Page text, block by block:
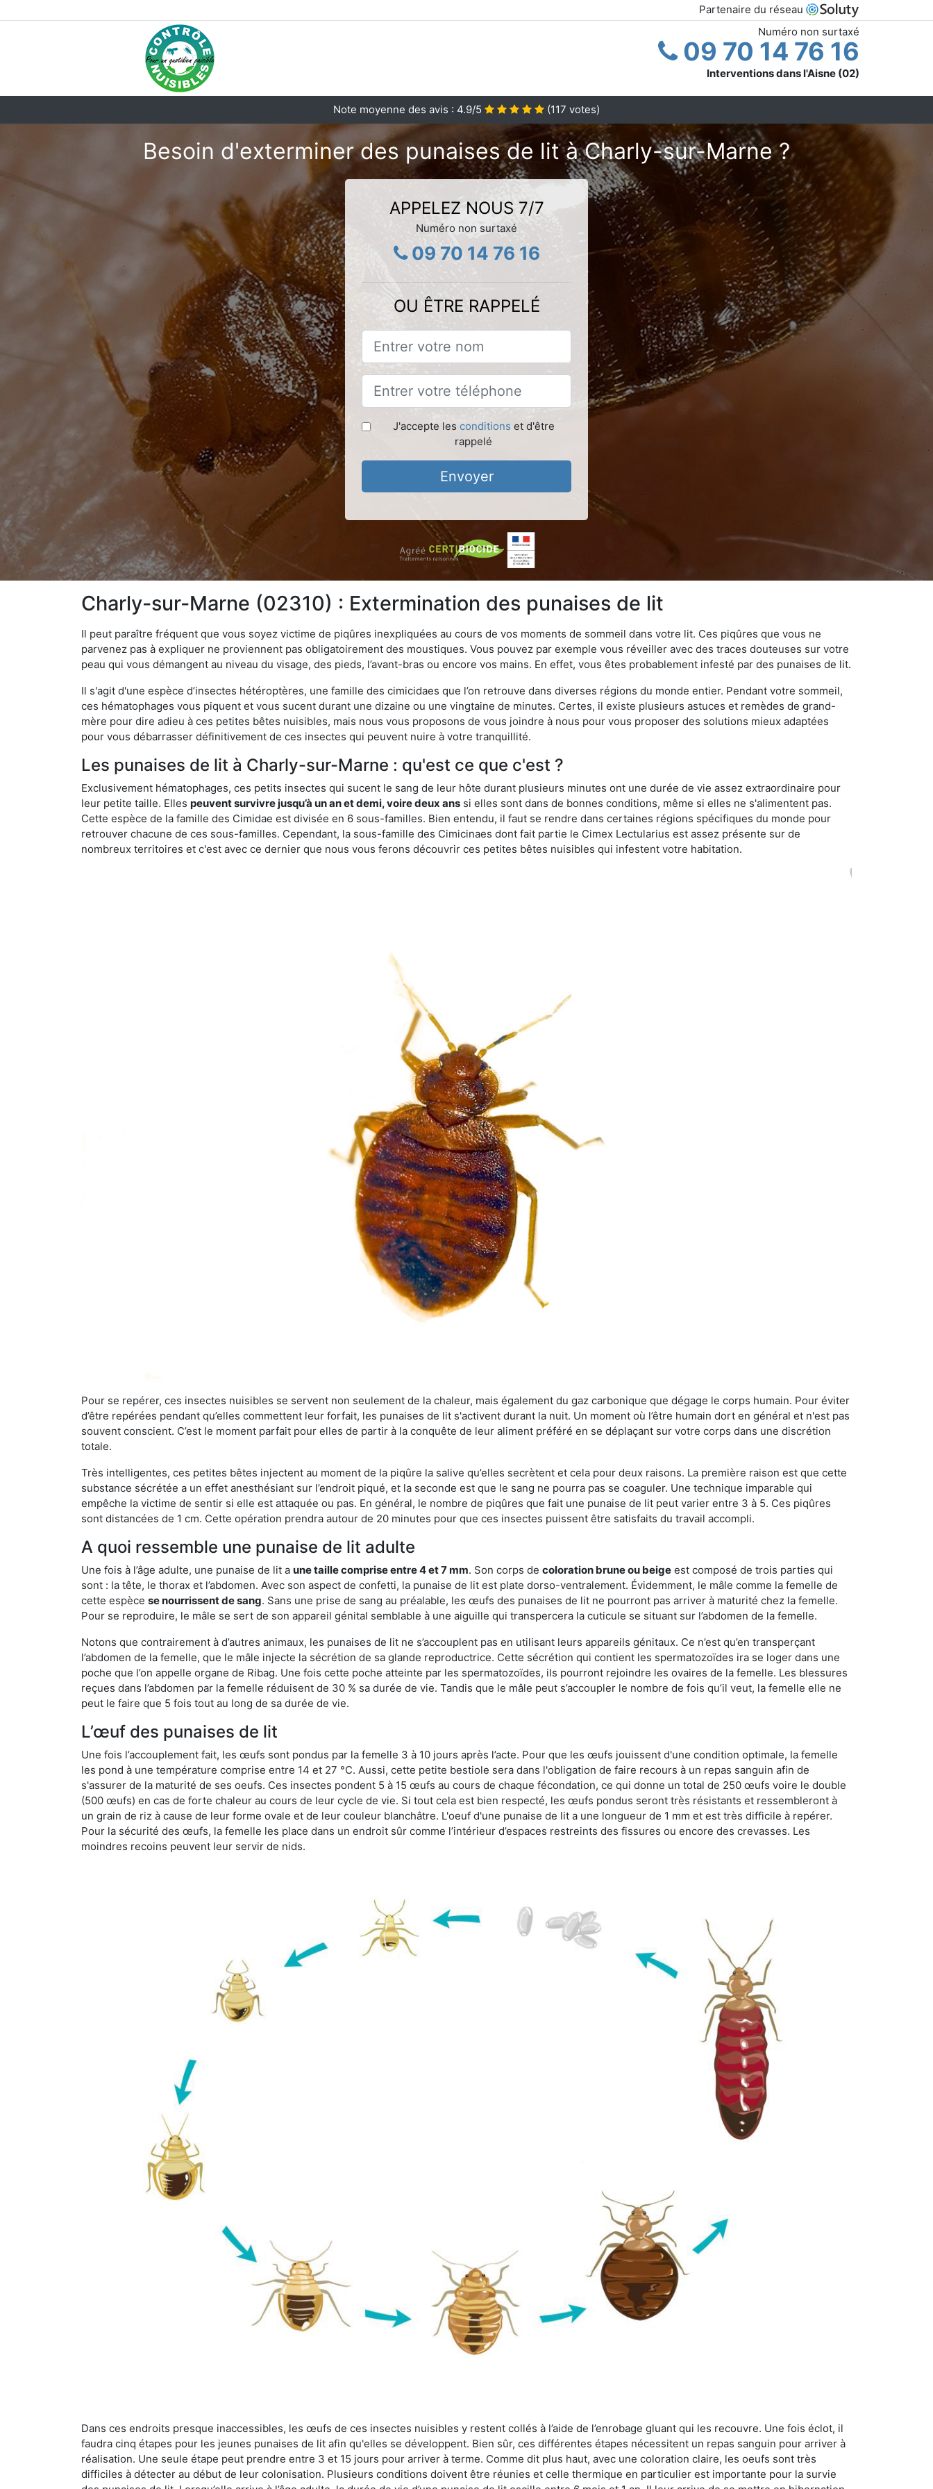
Partenaire du réseau
Numéro non surtaxé
09 70 14 76 16
Interventions dans l'Aisne (02)
Note moyenne des avis : 4.9/5 (117 votes)
Besoin d'exterminer des punaises de lit à Charly-sur-Marne ?
APPELEZ NOUS 7/7
Numéro non surtaxé
09 70 14 76 16
OU ÊTRE RAPPELÉ
J'accepte les conditions et d'être
rappelé
Envoyer
Charly-sur-Marne (02310) : Extermination des punaises de lit
Il peut paraître fréquent que vous soyez victime de piqûres inexpliquées au cours de vos moments de sommeil dans votre lit. Ces piqûres que vous ne
parvenez pas à expliquer ne proviennent pas obligatoirement des moustiques. Vous pouvez par exemple vous réveiller avec des traces douteuses sur votre
peau qui vous démangent au niveau du visage, des pieds, l’avant-bras ou encore vos mains. En effet, vous êtes probablement infesté par des punaises de lit.
Il s'agit d'une espèce d’insectes hétéroptères, une famille des cimicidaes que l’on retrouve dans diverses régions du monde entier. Pendant votre sommeil,
ces hématophages vous piquent et vous sucent durant une dizaine ou une vingtaine de minutes. Certes, il existe plusieurs astuces et remèdes de grand-
mère pour dire adieu à ces petites bêtes nuisibles, mais nous vous proposons de vous joindre à nous pour vous proposer des solutions mieux adaptées
pour vous débarrasser définitivement de ces insectes qui peuvent nuire à votre tranquillité.
Les punaises de lit à Charly-sur-Marne : qu'est ce que c'est ?
Exclusivement hématophages, ces petits insectes qui sucent le sang de leur hôte durant plusieurs minutes ont une durée de vie assez extraordinaire pour
leur petite taille. Elles peuvent survivre jusqu’à un an et demi, voire deux ans si elles sont dans de bonnes conditions, même si elles ne s'alimentent pas.
Cette espèce de la famille des Cimidae est divisée en 6 sous-familles. Bien entendu, il faut se rendre dans certaines régions spécifiques du monde pour
retrouver chacune de ces sous-familles. Cependant, la sous-famille des Cimicinaes dont fait partie le Cimex Lectularius est assez présente sur de
nombreux territoires et c'est avec ce dernier que nous vous ferons découvrir ces petites bêtes nuisibles qui infestent votre habitation.
Pour se repérer, ces insectes nuisibles se servent non seulement de la chaleur, mais également du gaz carbonique que dégage le corps humain. Pour éviter
d’être repérées pendant qu’elles commettent leur forfait, les punaises de lit s'activent durant la nuit. Un moment où l’être humain dort en général et n'est pas
souvent conscient. C’est le moment parfait pour elles de partir à la conquête de leur aliment préféré en se déplaçant sur votre corps dans une discrétion
totale.
Très intelligentes, ces petites bêtes injectent au moment de la piqûre la salive qu’elles secrètent et cela pour deux raisons. La première raison est que cette
substance sécrétée a un effet anesthésiant sur l’endroit piqué, et la seconde est que le sang ne pourra pas se coaguler. Une technique imparable qui
empêche la victime de sentir si elle est attaquée ou pas. En général, le nombre de piqûres que fait une punaise de lit peut varier entre 3 à 5. Ces piqûres
sont distancées de 1 cm. Cette opération prendra autour de 20 minutes pour que ces insectes puissent être satisfaits du travail accompli.
A quoi ressemble une punaise de lit adulte
Une fois à l’âge adulte, une punaise de lit a une taille comprise entre 4 et 7 mm. Son corps de coloration brune ou beige est composé de trois parties qui
sont : la tête, le thorax et l’abdomen. Avec son aspect de confetti, la punaise de lit est plate dorso-ventralement. Évidemment, le mâle comme la femelle de
cette espèce se nourrissent de sang. Sans une prise de sang au préalable, les œufs des punaises de lit ne pourront pas arriver à maturité chez la femelle.
Pour se reproduire, le mâle se sert de son appareil génital semblable à une aiguille qui transpercera la cuticule se situant sur l’abdomen de la femelle.
Notons que contrairement à d’autres animaux, les punaises de lit ne s’accouplent pas en utilisant leurs appareils génitaux. Ce n’est qu’en transperçant
l’abdomen de la femelle, que le mâle injecte la sécrétion de sa glande reproductrice. Cette sécrétion qui contient les spermatozoïdes ira se loger dans une
poche que l’on appelle organe de Ribag. Une fois cette poche atteinte par les spermatozoïdes, ils pourront rejoindre les ovaires de la femelle. Les blessures
reçues dans l’abdomen par la femelle réduisent de 30 % sa durée de vie. Tandis que le mâle peut s’accoupler le nombre de fois qu’il veut, la femelle elle ne
peut le faire que 5 fois tout au long de sa durée de vie.
L’œuf des punaises de lit
Une fois l’accouplement fait, les œufs sont pondus par la femelle 3 à 10 jours après l’acte. Pour que les œufs jouissent d'une condition optimale, la femelle
les pond à une température comprise entre 14 et 27 °C. Aussi, cette petite bestiole sera dans l'obligation de faire recours à un repas sanguin afin de
s'assurer de la maturité de ses oeufs. Ces insectes pondent 5 à 15 œufs au cours de chaque fécondation, ce qui donne un total de 250 œufs voire le double
(500 œufs) en cas de forte chaleur au cours de leur cycle de vie. Si tout cela est bien respecté, les œufs pondus seront très résistants et ressembleront à
un grain de riz à cause de leur forme ovale et de leur couleur blanchâtre. L'oeuf d'une punaise de lit a une longueur de 1 mm et est très difficile à repérer.
Pour la sécurité des œufs, la femelle les place dans un endroit sûr comme l’intérieur d’espaces restreints des fissures ou encore des crevasses. Les
moindres recoins peuvent leur servir de nids.
Dans ces endroits presque inaccessibles, les œufs de ces insectes nuisibles y restent collés à l’aide de l’enrobage gluant qui les recouvre. Une fois éclot, il
faudra cinq étapes pour les jeunes punaises de lit afin qu'elles se développent. Bien sûr, ces différentes étapes nécessitent un repas sanguin pour arriver à
réalisation. Une seule étape peut prendre entre 3 et 15 jours pour arriver à terme. Comme dit plus haut, avec une coloration claire, les oeufs sont très
difficiles à détecter au début de leur colonisation. Plusieurs conditions doivent être réunies et celle thermique en particulier est importante pour la survie